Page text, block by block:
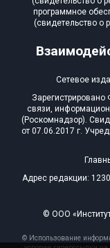
программное
(свидетельство о
Сетевое
связи,
(Роскомнадзор).
от 07.06.2017 г.
Адрес редакции:
© ООО
© Использование